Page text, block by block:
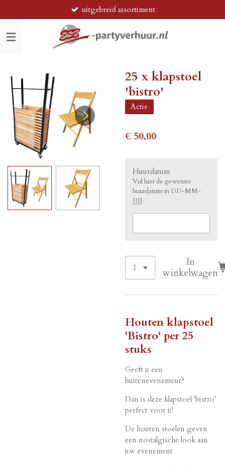
direct
naar
de
uitgebreid assortiment
25 x klapstoel
'bistro'
Actie
€ 50,00
Huurdatum
Vul hier de gewenste
huurdatum in DD-MM-
JJJJ
In
winkelwagen
Houten klapstoel
'Bistro' per 25
stuks
Geeft u een
buitenevenement?
Dan is deze klapstoel 'bistro’
perfect voor u!
De houten stoelen geven
een nostalgische look aan
uw evenement